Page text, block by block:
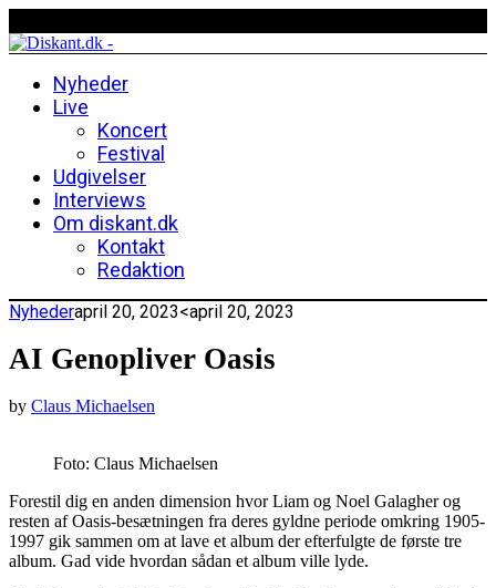
Nyheder
Live
Koncert
Festival
Udgivelser
Interviews
Om diskant.dk
Kontakt
Redaktion
Nyhederapril 20, 2023<april 20, 2023
AI Genopliver Oasis
by Claus Michaelsen
Foto: Claus Michaelsen
Forestil dig en anden dimension hvor Liam og Noel Galagher og
resten af Oasis-besætningen fra deres gyldne periode omkring 1905-
1997 gik sammen om at lave et album der efterfulgte de første tre
album. Gad vide hvordan sådan et album ville lyde.